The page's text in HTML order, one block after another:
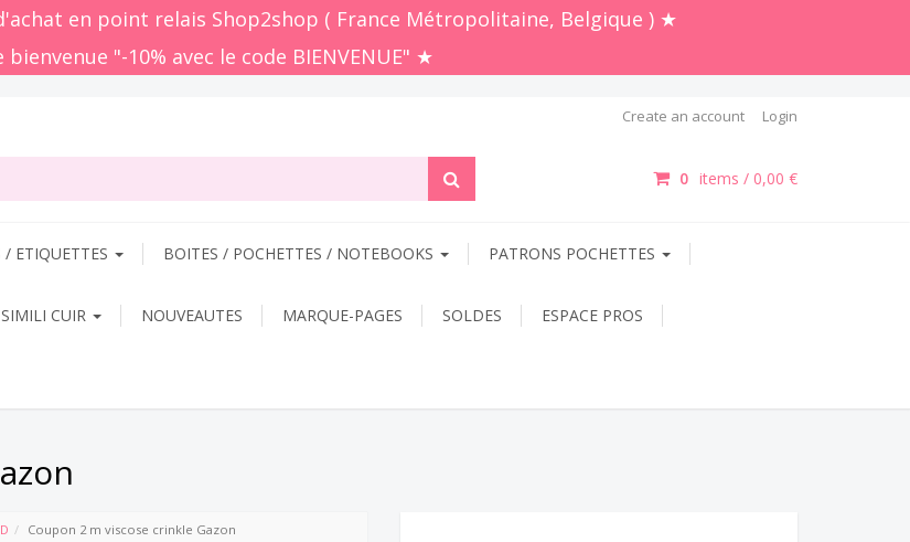
en point relais Shop2shop ( France Métropolitaine, Belgique ) ★
"-10% avec le code BIENVENUE" ★
Create an account Login
0 items / 0,00 €
/ ETIQUETTES BOITES / POCHETTES / NOTEBOOKS PATRONS POCHETTES
SIMILI CUIR NOUVEAUTES MARQUE-PAGES SOLDES ESPACE PROS
Coupon 2 m viscose crinkle Gazon